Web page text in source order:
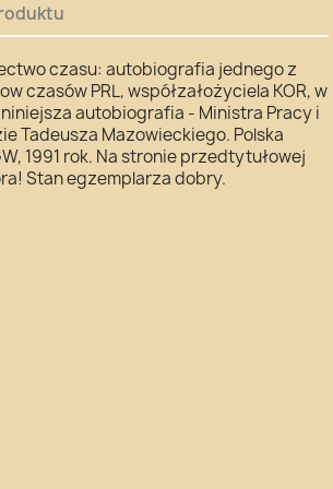
czasu: autobiografia jednego z
czasów PRL, współzałożyciela KOR, w
autobiografia - Ministra Pracy i
Tadeusza Mazowieckiego. Polska
1991 rok. Na stronie przedtytułowej
Stan egzemplarza dobry.